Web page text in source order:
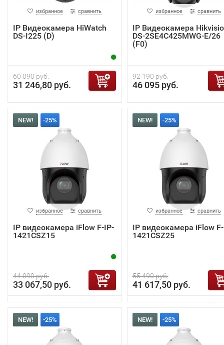
избранное сравнить
IP Видеокамера HiWatch
DS-I225 (D)
60 090 руб.
31 246,80 руб.
избранное сравнить
IP Видеокамера
DS-2SE4C425MWG-E/26
(F0)
92 190 руб.
46 095 руб.
NEW! -25%
избранное сравнить
IP видеокамера iFlow F-IP-
1421CSZ15
44 090 руб.
33 067,50 руб.
NEW! -25%
избранное сравнить
IP видеокамера iFlow
1421CSZ25
55 490 руб.
41 617,50 руб.
NEW! -25% NEW! -25%